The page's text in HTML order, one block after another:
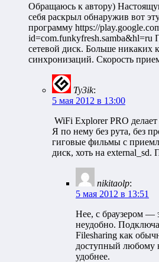
Обращаюсь к автору)
себя раскрыл обнаружив вот
программу https://
id=com.funkyfresh.samba&hl=ru
сетевой диск. Больше никаких
синхронизаций. Скорость
Ty3ik:
5 мая 2012 в 13:00
WiFi Explorer PRO
Я по нему без рута, без
гиговые фильмы с
диск, хоть на external_sd.
nikitaolp:
5 мая 2012 в 13:51
Нее, с браузером —
неудобно.
Filesharing как
доступный любому
удобнее.